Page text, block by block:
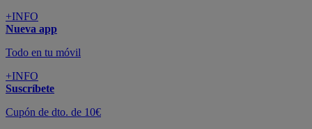
+INFO
Nueva app
Todo en tu móvil
+INFO
Suscríbete
Cupón de dto. de 10€